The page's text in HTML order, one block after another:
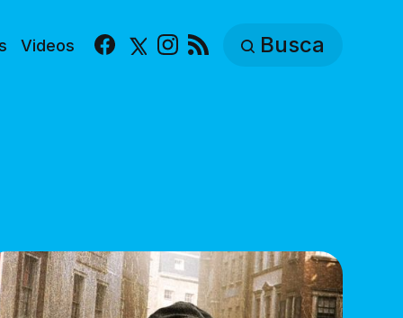
Videos Facebook
X Instagram Busca